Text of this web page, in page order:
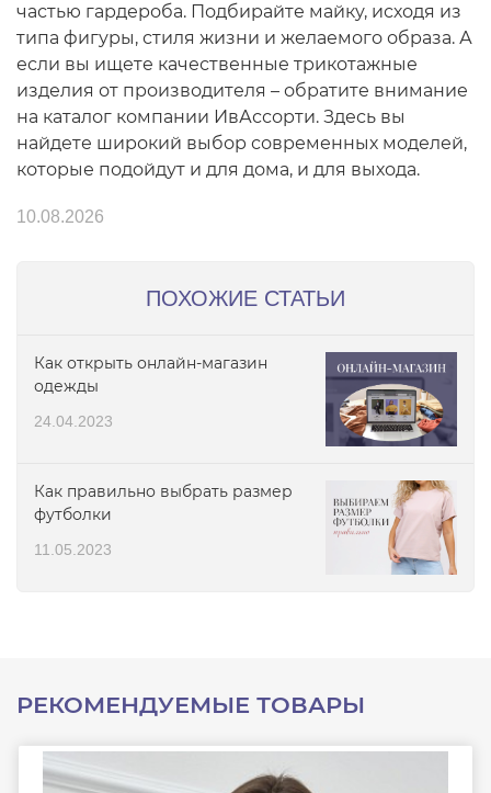
частью гардероба. Подбирайте майку, исходя из
типа фигуры, стиля жизни и желаемого образа. А
если вы ищете качественные трикотажные
изделия от производителя – обратите внимание
на каталог компании ИвАссорти. Здесь вы
найдете широкий выбор современных моделей,
которые подойдут и для дома, и для выхода.
10.08.2026
ПОХОЖИЕ СТАТЬИ
Как открыть онлайн-магазин
одежды
24.04.2023
Как правильно выбрать размер
футболки
11.05.2023
РЕКОМЕНДУЕМЫЕ ТОВАРЫ